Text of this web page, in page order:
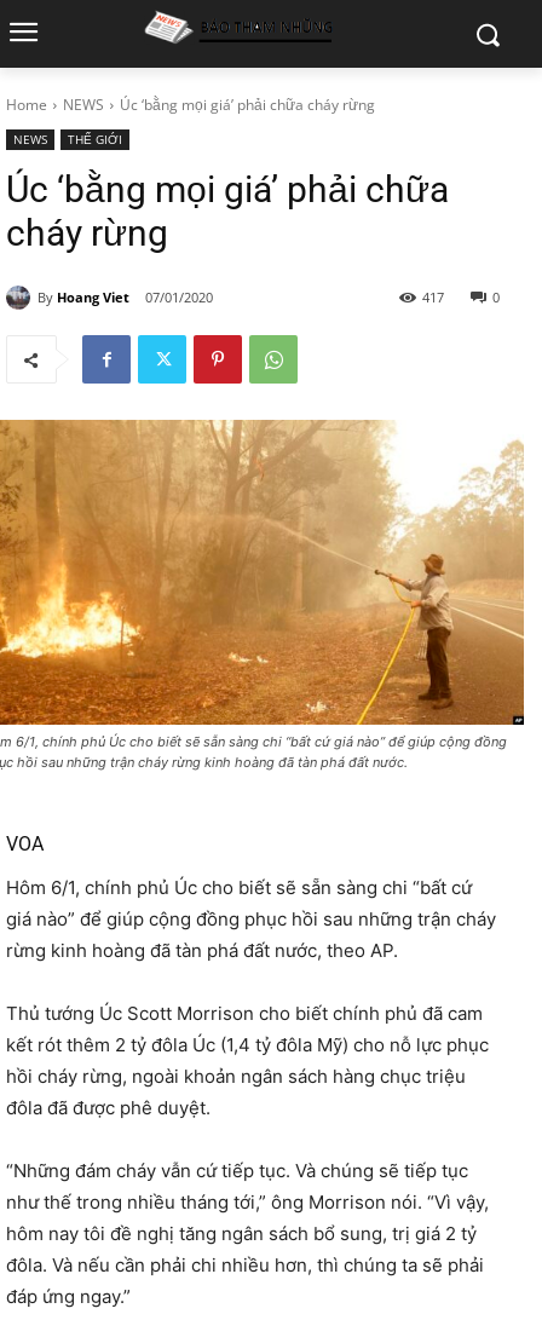
Home NEWS Úc ‘bằng mọi giá’ phải chữa cháy rừng
NEWS THẾ GIỚI
Úc ‘bằng mọi giá’ phải chữa
cháy rừng
By Hoang Viet 07/01/2020 0
417
6/1, chính phủ Úc cho biết sẽ sẵn sàng chi “bất cứ giá nào” để giúp cộng đồng
hồi sau những trận cháy rừng kinh hoàng đã tàn phá đất nước.
VOA
Hôm 6/1, chính phủ Úc cho biết sẽ sẵn sàng chi “bất cứ
giá nào” để giúp cộng đồng phục hồi sau những trận cháy
rừng kinh hoàng đã tàn phá đất nước, theo AP.
Thủ tướng Úc Scott Morrison cho biết chính phủ đã cam
kết rót thêm 2 tỷ đôla Úc (1,4 tỷ đôla Mỹ) cho nỗ lực phục
hồi cháy rừng, ngoài khoản ngân sách hàng chục triệu
đôla đã được phê duyệt.
“Những đám cháy vẫn cứ tiếp tục. Và chúng sẽ tiếp tục
như thế trong nhiều tháng tới,” ông Morrison nói. “Vì vậy,
hôm nay tôi đề nghị tăng ngân sách bổ sung, trị giá 2 tỷ
đôla. Và nếu cần phải chi nhiều hơn, thì chúng ta sẽ phải
đáp ứng ngay.”